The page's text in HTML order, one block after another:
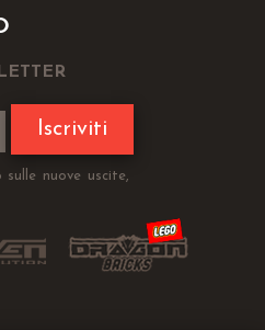
Iscriviti
nuove uscite,